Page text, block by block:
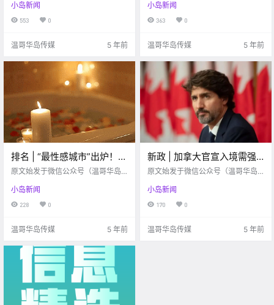
华人新移民来了大温以后的最大目
标就是买房子。 尤其是想买国内动
好好选.
小岛新闻
553 0
温哥华岛传媒 5 年前
学专家呼吁大众警惕目前在加拿大
发现的两种新冠变种病毒。 在英国
普通.
小岛新闻
363 0
温哥华岛传媒 5 年前
排名 | “最性感城市”出炉！维
多利亚、Colwood荣获
原文始发于微信公众号（温哥华岛
到了，西海岸的空气中都弥漫着浪
漫的气息。情人节前夕，PinkCherr
o.
小岛新闻
228 0
温哥华岛传媒 5 年前
新政 | 加拿大官宣入境需强
制隔离！！隔离3天竟需要支
原文始发于微信公众号（温哥华岛
离政策从3月以来都是自我隔离14
天。在疫情多次反复，并且出现新
加拿大的人们被要.
小岛新闻
170 0
温哥华岛传媒 5 年前